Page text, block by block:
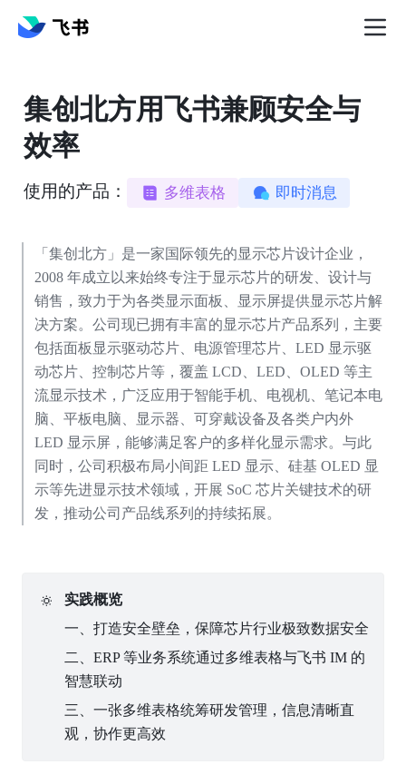
集创北方用飞书兼顾安全与
效率
使用的产品： 多维表格 即时消息
「集创北方」是一家国际领先的显示芯片设计企业，
2008 年成立以来始终专注于显示芯片的研发、设计与
销售，致力于为各类显示面板、显示屏提供显示芯片解
决方案。公司现已拥有丰富的显示芯片产品系列，主要
包括面板显示驱动芯片、电源管理芯片、LED 显示驱
动芯片、控制芯片等，覆盖 LCD、LED、OLED 等主
流显示技术，广泛应用于智能手机、电视机、笔记本电
脑、平板电脑、显示器、可穿戴设备及各类户内外
LED 显示屏，能够满足客户的多样化显示需求。与此
同时，公司积极布局小间距 LED 显示、硅基 OLED 显
示等先进显示技术领域，开展 SoC 芯片关键技术的研
发，推动公司产品线系列的持续拓展。
🔅
实践概览
一、打造安全壁垒，保障芯片行业极致数据安全
二、ERP 等业务系统通过多维表格与飞书 IM 的
智慧联动
三、一张多维表格统筹研发管理，信息清晰直
观，协作更高效